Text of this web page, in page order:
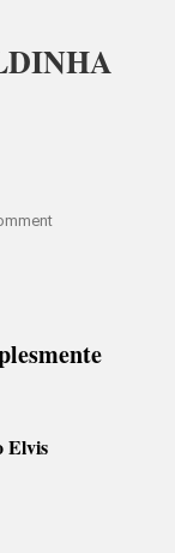
On
FRALDINHA
Elvis